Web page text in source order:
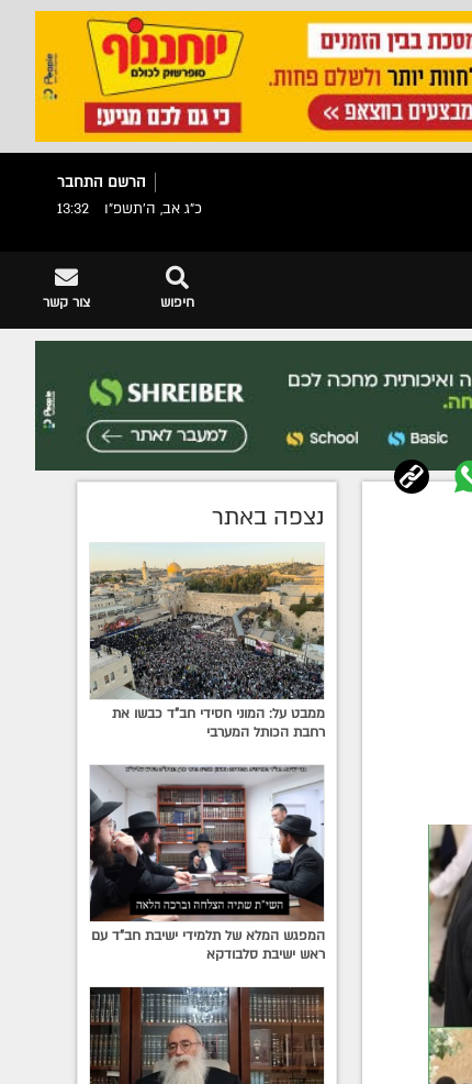
הרשם התחבר
כ"ג אב, ה׳תשפ״ו
13:32
צור קשר חיפוש
נצפה באתר
ממבט על: המוני חסידי חב"ד כבשו את
רחבת הכותל המערבי
המפגש המלא של תלמידי ישיבת חב"ד עם
ראש ישיבת סלבודקא